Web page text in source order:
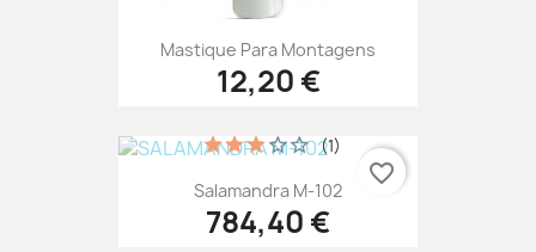
Mastique Para Montagens
12,20 €
Salamandra M-102
784,40 €
(1)
favorite_border